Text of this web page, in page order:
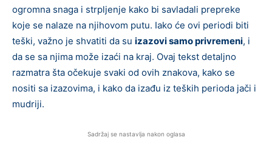
ogromna snaga i strpljenje kako bi savladali prepreke
koje se nalaze na njihovom putu. Iako će ovi periodi biti
teški, važno je shvatiti da su izazovi samo privremeni, i
da se sa njima može izaći na kraj. Ovaj tekst detaljno
razmatra šta očekuje svaki od ovih znakova, kako se
nositi sa izazovima, i kako da izađu iz teških perioda jači i
mudriji.
Sadržaj se nastavlja nakon oglasa